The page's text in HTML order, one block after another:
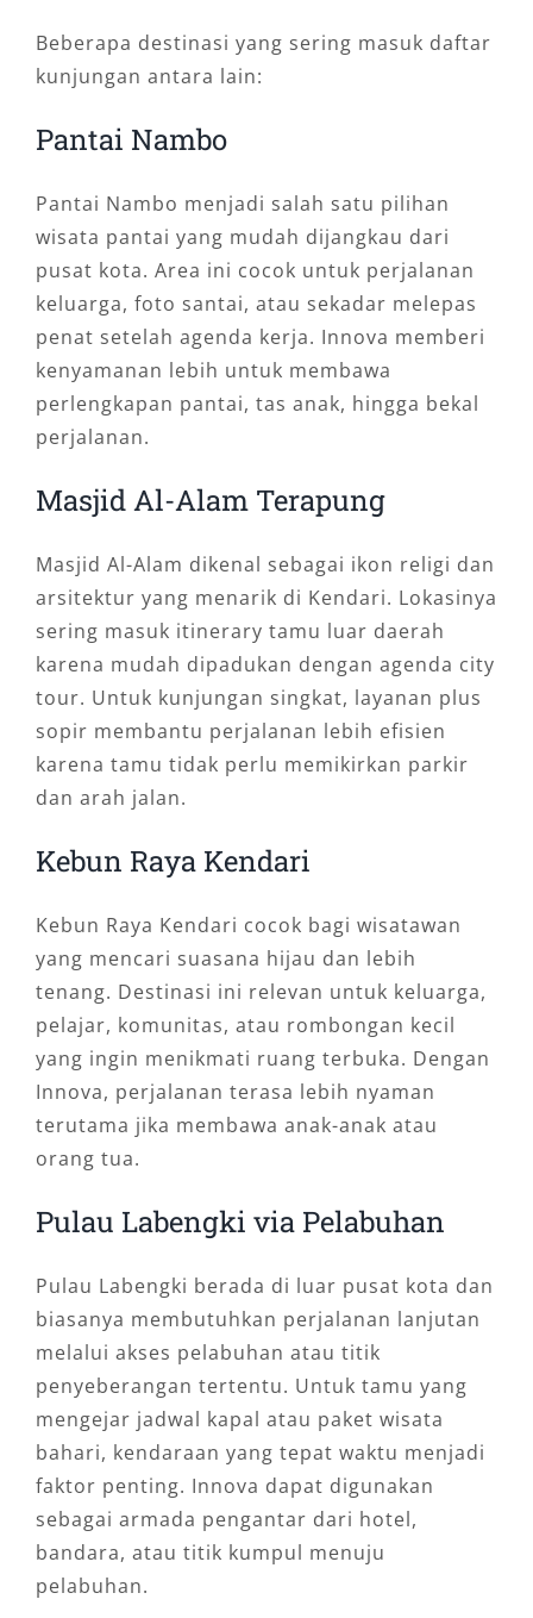
Beberapa destinasi yang sering masuk daftar
kunjungan antara lain:
Pantai Nambo
Pantai Nambo menjadi salah satu pilihan
wisata pantai yang mudah dijangkau dari
pusat kota. Area ini cocok untuk perjalanan
keluarga, foto santai, atau sekadar melepas
penat setelah agenda kerja. Innova memberi
kenyamanan lebih untuk membawa
perlengkapan pantai, tas anak, hingga bekal
perjalanan.
Masjid Al-Alam Terapung
Masjid Al-Alam dikenal sebagai ikon religi dan
arsitektur yang menarik di Kendari. Lokasinya
sering masuk itinerary tamu luar daerah
karena mudah dipadukan dengan agenda city
tour. Untuk kunjungan singkat, layanan plus
sopir membantu perjalanan lebih efisien
karena tamu tidak perlu memikirkan parkir
dan arah jalan.
Kebun Raya Kendari
Kebun Raya Kendari cocok bagi wisatawan
yang mencari suasana hijau dan lebih
tenang. Destinasi ini relevan untuk keluarga,
pelajar, komunitas, atau rombongan kecil
yang ingin menikmati ruang terbuka. Dengan
Innova, perjalanan terasa lebih nyaman
terutama jika membawa anak-anak atau
orang tua.
Pulau Labengki via Pelabuhan
Pulau Labengki berada di luar pusat kota dan
biasanya membutuhkan perjalanan lanjutan
melalui akses pelabuhan atau titik
penyeberangan tertentu. Untuk tamu yang
mengejar jadwal kapal atau paket wisata
bahari, kendaraan yang tepat waktu menjadi
faktor penting. Innova dapat digunakan
sebagai armada pengantar dari hotel,
bandara, atau titik kumpul menuju
pelabuhan.